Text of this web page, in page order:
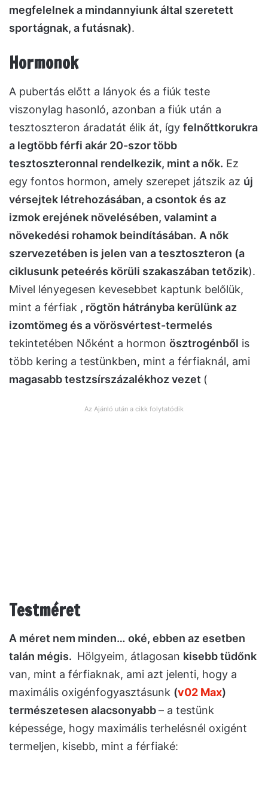
megfelelnek a mindannyiunk által szeretett
sportágnak, a futásnak).
Hormonok
A pubertás előtt a lányok és a fiúk teste
viszonylag hasonló, azonban a fiúk után a
tesztoszteron áradatát élik át, így felnőttkorukra
a legtöbb férfi akár 20-szor több
tesztoszteronnal rendelkezik, mint a nők. Ez
egy fontos hormon, amely szerepet játszik az új
vérsejtek létrehozásában, a csontok és az
izmok erejének növelésében, valamint a
növekedési rohamok beindításában. A nők
szervezetében is jelen van a tesztoszteron (a
ciklusunk peteérés körüli szakaszában tetőzik).
Mivel lényegesen kevesebbet kaptunk belőlük,
mint a férfiak , rögtön hátrányba kerülünk az
izomtömeg és a vörösvértest-termelés
tekintetében Nőként a hormon ösztrogénből is
több kering a testünkben, mint a férfiaknál, ami
magasabb testzsírszázalékhoz vezet (
Az Ajánló után a cikk folytatódik
Testméret
A méret nem minden… oké, ebben az esetben
talán mégis. Hölgyeim, átlagosan kisebb tüdőnk
van, mint a férfiaknak, ami azt jelenti, hogy a
maximális oxigénfogyasztásunk (v02 Max)
természetesen alacsonyabb– a testünk
képessége, hogy maximális terhelésnél oxigént
termeljen, kisebb, mint a férfiaké: